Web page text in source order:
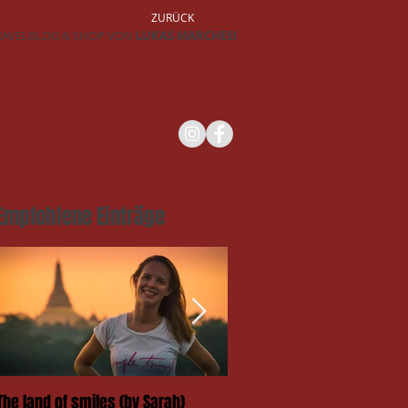
& SHOP VON LUKAS MARCHESI
ZURÜCK
Einträge
land of smiles (by Sarah)